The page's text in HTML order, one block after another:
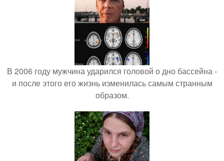
В 2006 году мужчина ударился головой о дно бассейна -
и после этого его жизнь изменилась самым странным
образом.